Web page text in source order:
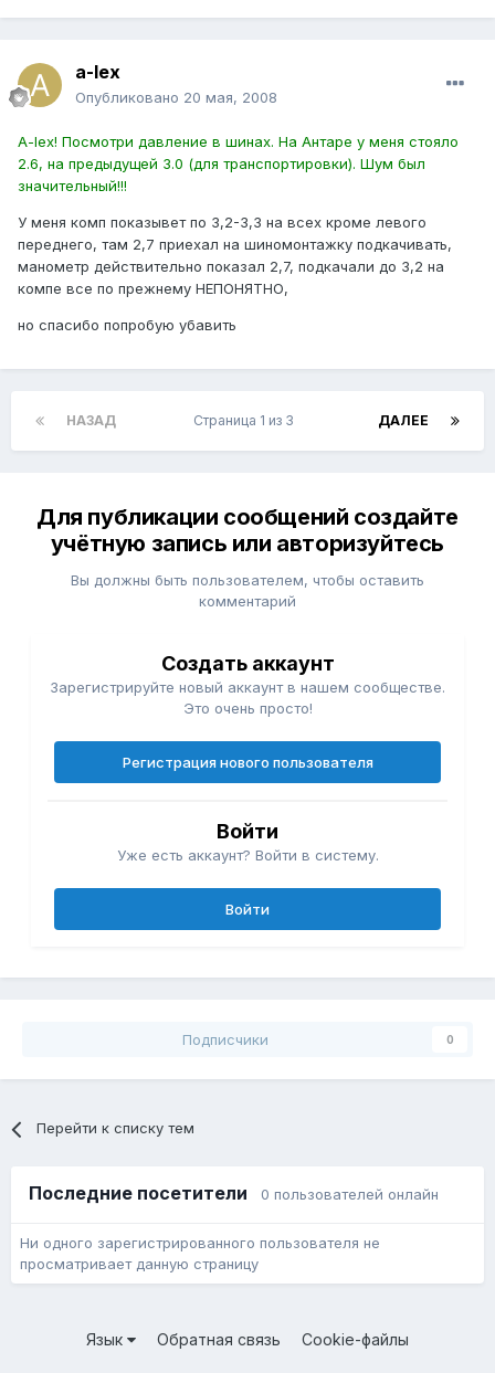
a-lex
Опубликовано 20 мая, 2008
A-lex! Посмотри давление в шинах. На Антаре у меня стояло
2.6, на предыдущей 3.0 (для транспортировки). Шум был
значительный!!!
У меня комп показывет по 3,2-3,3 на всех кроме левого
переднего, там 2,7 приехал на шиномонтажку подкачивать,
манометр действительно показал 2,7, подкачали до 3,2 на
компе все по прежнему НЕПОНЯТНО,
но спасибо попробую убавить
НАЗАД ДАЛЕЕ
Страница 1 из 3
Для публикации сообщений создайте
учётную запись или авторизуйтесь
Вы должны быть пользователем, чтобы оставить
комментарий
Создать аккаунт
Зарегистрируйте новый аккаунт в нашем сообществе.
Это очень просто!
Регистрация нового пользователя
Войти
Уже есть аккаунт? Войти в систему.
Войти
Подписчики 0
Перейти к списку тем
Последние посетители 0 пользователей онлайн
Ни одного зарегистрированного пользователя не
просматривает данную страницу
Язык Обратная связь Cookie-файлы